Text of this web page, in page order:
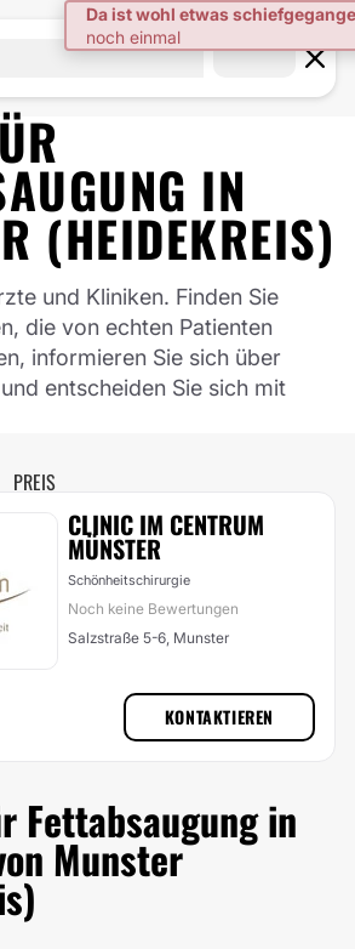
IN
(HEIDEKREIS)
und Kliniken. Finden Sie
die von echten Patienten
informieren Sie sich über
entscheiden Sie sich mit
PREIS
CLINIC IM CENTRUM
MÜNSTER
Schönheitschirurgie
Noch keine Bewertungen
Salzstraße 5-6, Munster
KONTAKTIEREN
Fettabsaugung in
Munster